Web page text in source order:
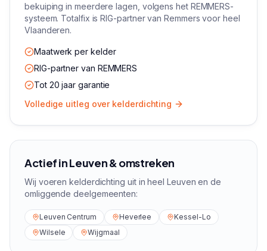
bekuiping in meerdere lagen, volgens het REMMERS-
systeem. Totalfix is RIG-partner van Remmers voor heel
Vlaanderen.
Maatwerk per kelder
RIG-partner van REMMERS
Tot 20 jaar garantie
Volledige uitleg over kelderdichting
Actief inLeuven& omstreken
Wij voerenkelderdichting uit in heel Leuven en de
omliggende deelgemeenten:
Leuven Centrum Heverlee
Kessel-Lo
Wilsele
Wijgmaal